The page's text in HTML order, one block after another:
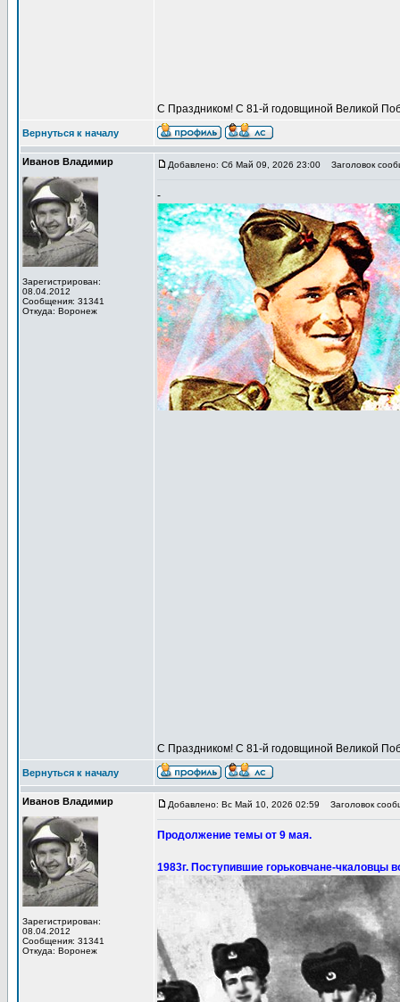
С Праздником! С 81-й годовщиной Великой
Вернуться к началу
Иванов Владимир
Зарегистрирован:
08.04.2012
Сообщения: 31341
Откуда: Воронеж
Добавлено: Сб Май 09, 2026 23:00 Заголовок
-
С Праздником! С 81-й годовщиной Великой
Вернуться к началу
Иванов Владимир
Зарегистрирован:
08.04.2012
Сообщения: 31341
Откуда: Воронеж
Добавлено: Вс Май 10, 2026 02:59 Заголовок
Продолжение темы от 9 мая.
1983г. Поступившие горьковчане-чкаловцы